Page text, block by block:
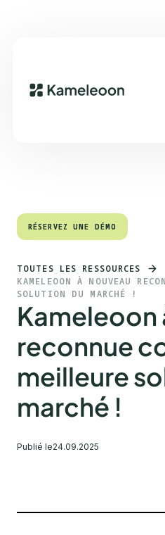
Sommaire
RÉSERVEZ UNE DÉMO
RÉSERVEZ UNE DÉMO
TOUTES LES RESSOURCES
KAMELEOON À NOUVEAU
SOLUTION DU MARCHÉ !
Kameleoon
reconnue
meilleure
marché !
Publié le24.09.2025